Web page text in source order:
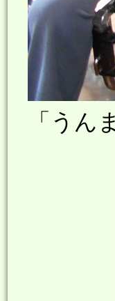
「うん